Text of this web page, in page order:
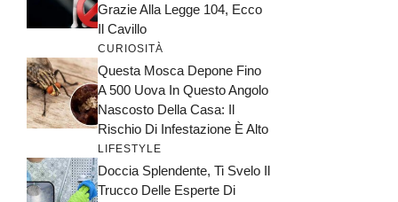
Grazie Alla Legge 104, Ecco
Il Cavillo
CURIOSITÀ
Questa Mosca Depone Fino
A 500 Uova In Questo Angolo
Nascosto Della Casa: Il
Rischio Di Infestazione È Alto
LIFESTYLE
Doccia Splendente, Ti Svelo Il
Trucco Delle Esperte Di